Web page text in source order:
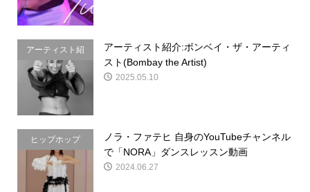
アーティスト紹
介
アーティスト紹介:ボンベイ・ザ・アーティ
スト(Bombay the Artist)
2025.05.10
ヒップホップ
ノラ・ファテヒ 自身のYouTubeチャンネル
で「NORA」ダンスレッスン動画
2024.06.27